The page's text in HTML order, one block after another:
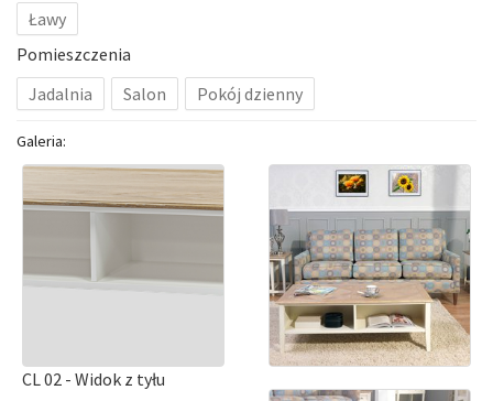
Ławy
Pomieszczenia
Jadalnia
Salon Pokój dzienny
Galeria:
CL 02 - Widok z tyłu